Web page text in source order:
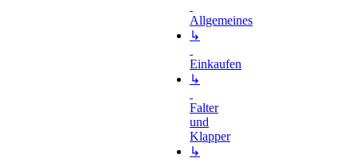
Allgemeines
↳
Einkaufen
↳
Falter
und
Klapper
↳